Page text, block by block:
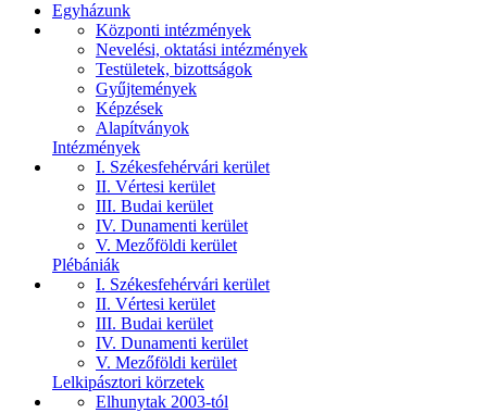
Egyházunk
Központi intézmények
Nevelési, oktatási intézmények
Testületek, bizottságok
Gyűjtemények
Képzések
Alapítványok
Intézmények
I. Székesfehérvári kerület
II. Vértesi kerület
III. Budai kerület
IV. Dunamenti kerület
V. Mezőföldi kerület
Plébániák
I. Székesfehérvári kerület
II. Vértesi kerület
III. Budai kerület
IV. Dunamenti kerület
V. Mezőföldi kerület
Lelkipásztori körzetek
Elhunytak 2003-tól